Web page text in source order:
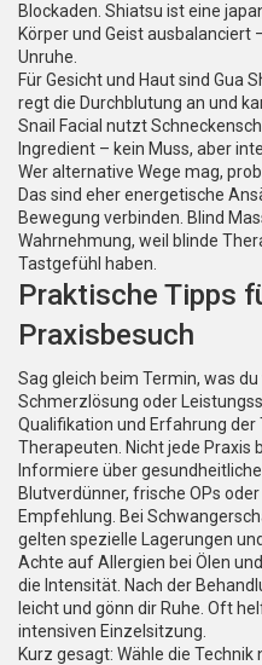
Blockaden. Shiatsu ist eine
Körper und Geist ausbalanciert
Unruhe.
Für Gesicht und Haut sind Gua
regt die Durchblutung an und
Snail Facial nutzt
Ingredient – kein Muss, aber
Wer alternative Wege mag,
Das sind eher energetische
Bewegung verbinden. Blind
Wahrnehmung, weil blinde
Tastgefühl haben.
Praktische Tipps
Praxisbesuch
Sag gleich beim Termin, was
Schmerzlösung oder
Qualifikation und Erfahrung der
Therapeuten. Nicht jede Praxis
Informiere über
Blutverdünner, frische OPs
Empfehlung. Bei
gelten spezielle Lagerungen
Achte auf Allergien bei Ölen
die Intensität. Nach der
leicht und gönn dir Ruhe. Oft
intensiven Einzelsitzung.
Kurz gesagt: Wähle die